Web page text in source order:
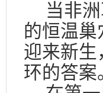
当非
的恒温巢
迎来新生
环的答案